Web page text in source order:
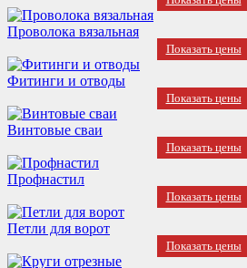
Проволока вязальная
Показать цены
Фитинги и отводы
Показать цены
Винтовые сваи
Показать цены
Профнастил
Показать цены
Петли для ворот
Показать цены